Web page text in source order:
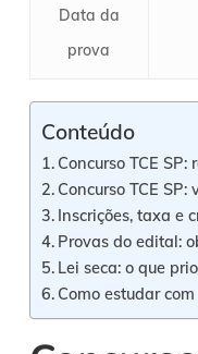
Data da
prova
Conteúdo
Concurso TCE
Concurso TCE
Inscrições, taxa e
Provas do edital:
Lei seca: o que
Como estudar